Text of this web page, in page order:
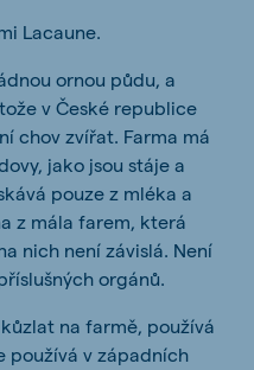
Lacaune.
ornou půdu, a
v České republice
chov zvířat. Farma má
jako jsou stáje a
pouze z mléka a
z mála farem, která
nich není závislá. Není
orgánů.
na farmě, používá
používá v západních